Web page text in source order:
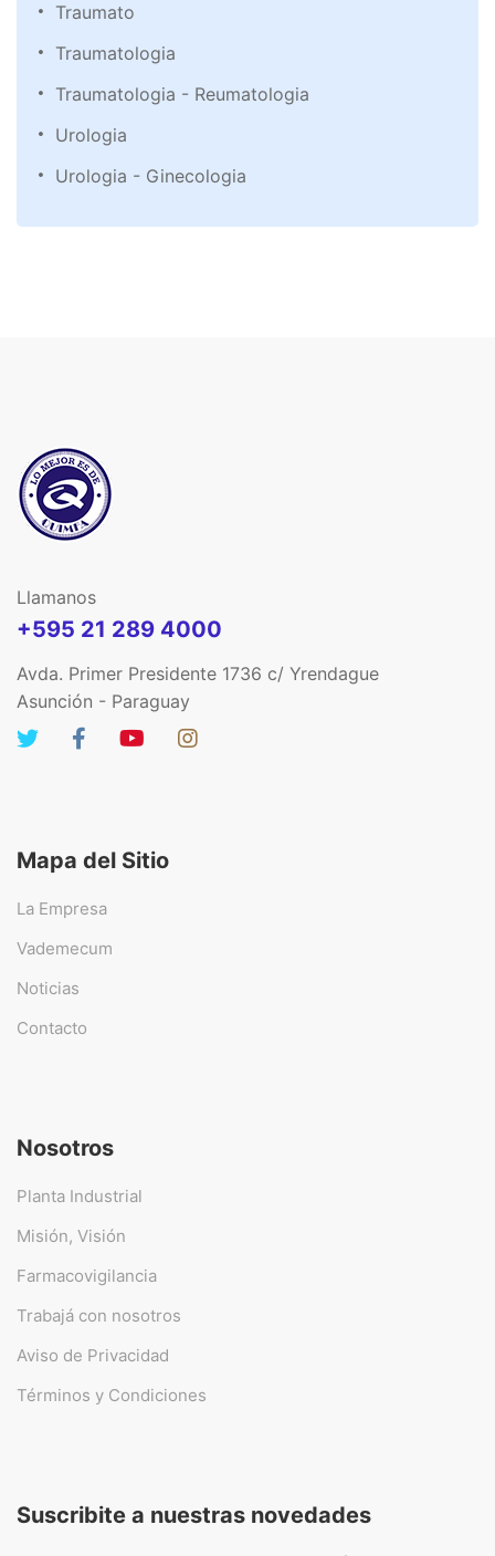
Traumato
Traumatologia
Traumatologia - Reumatologia
Urologia
Urologia - Ginecologia
Llamanos
+595 21 289 4000
Avda. Primer Presidente 1736 c/ Yrendague
Asunción - Paraguay
Mapa del Sitio
La Empresa
Vademecum
Noticias
Contacto
Nosotros
Planta Industrial
Misión, Visión
Farmacovigilancia
Trabajá con nosotros
Aviso de Privacidad
Términos y Condiciones
Suscribite a nuestras novedades